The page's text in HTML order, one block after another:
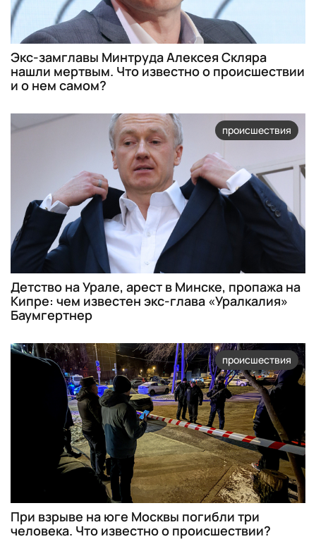
Экс-замглавы Минтруда Алексея Скляра
нашли мертвым. Что известно о происшествии
и о нем самом?
происшествия
Детство на Урале, арест в Минске, пропажа на
Кипре: чем известен экс-глава «Уралкалия»
Баумгертнер
происшествия
При взрыве на юге Москвы погибли три
человека. Что известно о происшествии?